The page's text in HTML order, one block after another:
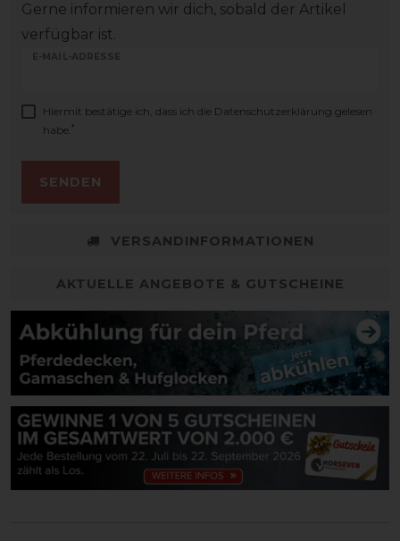
Gerne informieren wir dich, sobald der Artikel
verfügbar ist.
E-MAIL-ADRESSE
Hiermit bestätige ich, dass ich die Daten­schutz­erklärung gelesen
habe. *
SENDEN
VERSANDINFORMATIONEN
AKTUELLE ANGEBOTE & GUTSCHEINE